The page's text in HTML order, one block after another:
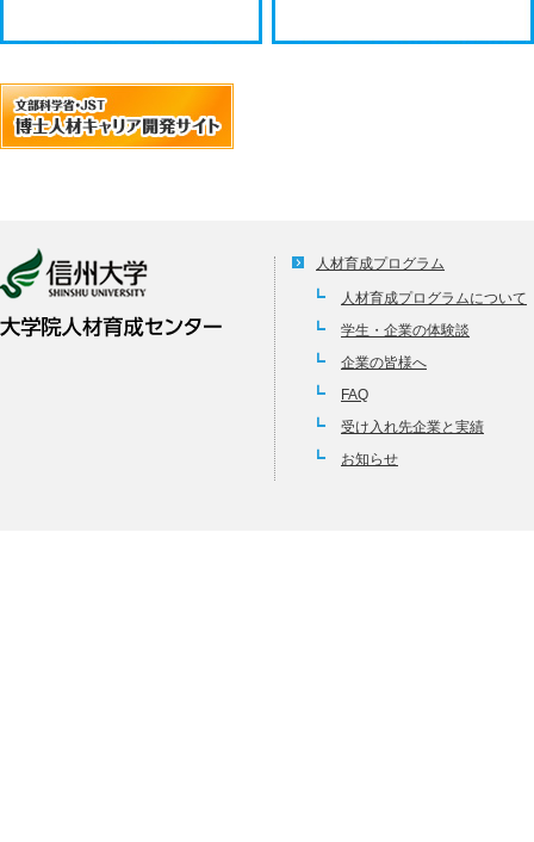
人材育成プログラム
人材育成プログラムについて
学生・企業の体験談
企業の皆様へ
FAQ
受け入れ先企業と実績
お知らせ